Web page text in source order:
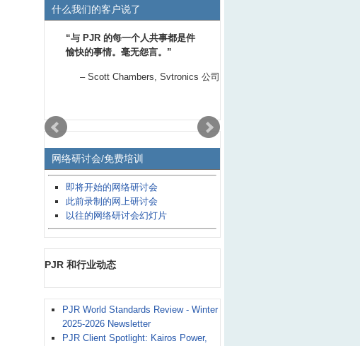
什么我们的客户说了
与 PJR 的每一个人共事都是件
愉快的事情。毫无怨言。
Scott Chambers Svtronics 公司
网络研讨会/免费培训
即将开始的网络研讨会
此前录制的网上研讨会
以往的网络研讨会幻灯片
PJR 和行业动态
PJR World Standards Review - Winter
2025-2026 Newsletter
PJR Client Spotlight: Kairos Power,